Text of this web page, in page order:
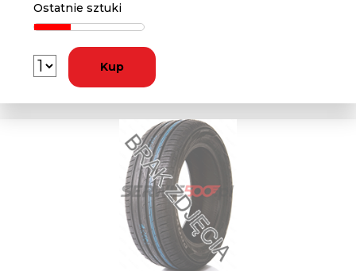
Ostatnie sztuki
Kup